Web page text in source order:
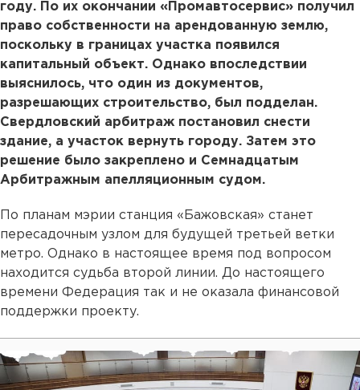
году. По их окончании «Промавтосервис» получил
право собственности на арендованную землю,
поскольку в границах участка появился
капитальный объект. Однако впоследствии
выяснилось, что один из документов,
разрешающих строительство, был подделан.
Свердловский арбитраж постановил снести
здание, а участок вернуть городу. Затем это
решение было закреплено и Семнадцатым
Арбитражным апелляционным судом.
По планам мэрии станция «Бажовская» станет
пересадочным узлом для будущей третьей ветки
метро. Однако в настоящее время под вопросом
находится судьба второй линии. До настоящего
времени Федерация так и не оказала финансовой
поддержки проекту.